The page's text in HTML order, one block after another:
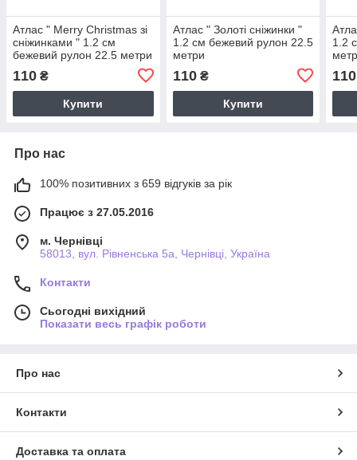
Атлас " Merry Christmas зі
сніжинками " 1.2 см
бежевий рулон 22.5 метри
110 ₴
Купити
Атлас " Золоті сніжинки "
1.2 см бежевий рулон 22.5
метри
110₴
Купити
1.2
110
Про нас
100% позитивних з 659 відгуків за рік
Працює з 27.05.2016
м. Чернівці
58013, вул. Рівненська 5а, Чернівці, Україна
Контакти
Сьогодні вихідний
Показати весь графік роботи
Про нас
Контакти
Доставка та оплата